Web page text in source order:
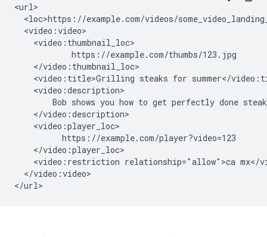
<url>
<loc>https://example.com/videos/
  <video:video>
    <video:thumbnail_loc>
            https://example.com/thumbs/123.jpg
    </video:thumbnail_loc>
<video:title>Grilling steaks for summer</
    <video:description>
Bob shows you how to get perfectly done
    </video:description>
    <video:player_loc>
          https://example.com/player?video=123
    </video:player_loc>
<video:restriction relationship="allow">ca mx</
  </video:video>
</url>